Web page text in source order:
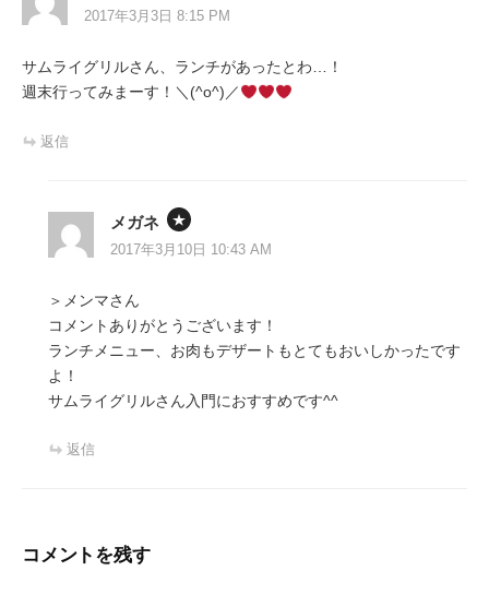
シ
ョ
ン
2017年3月3日 8:15 PM
サムライグリルさん、ランチがあったとわ…！
週末行ってみまーす！＼(^o^)／
返信
メガネ
2017年3月10日 10:43 AM
＞メンマさん
コメントありがとうございます！
ランチメニュー、お肉もデザートもとてもおいしかったです
よ！
サムライグリルさん入門におすすめです^^
返信
コメントを残す